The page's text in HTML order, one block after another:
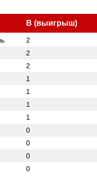
В (выигрыш)
2
2
2
1
1
1
1
0
0
0
0